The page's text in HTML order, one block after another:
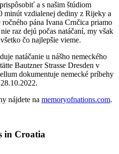
a s našim štúdiom
minút vzdialenej dediny z Rijeky a
pána Ivana Crnčica priamo
raz dejú počas natáčaní, my však
čo najlepšie vieme.
natáčanie u nášho nemeckého
Bautzner Strasse Dresden v
dokumentuje nemecké príbehy
nájdete na memoryofnations.com.
in Croatia